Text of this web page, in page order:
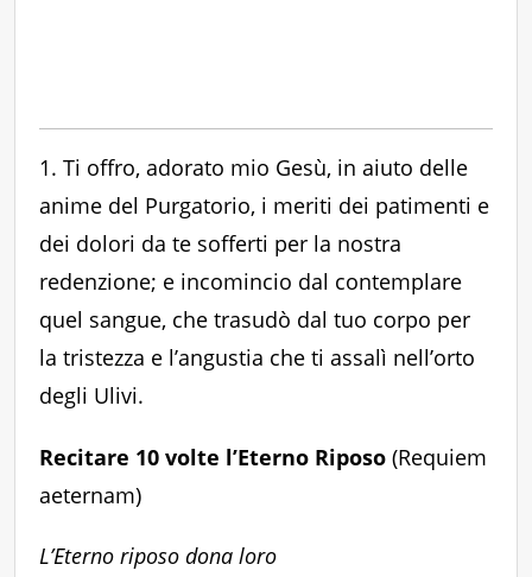
1. Ti offro, adorato mio Gesù, in aiuto delle
anime del Purgatorio, i meriti dei patimenti e
dei dolori da te sofferti per la nostra
redenzione; e incomincio dal contemplare
quel sangue, che trasudò dal tuo corpo per
la tristezza e l’angustia che ti assalì nell’orto
degli Ulivi.
Recitare 10 volte l’Eterno Riposo (Requiem
aeternam)
L’Eterno riposo dona loro